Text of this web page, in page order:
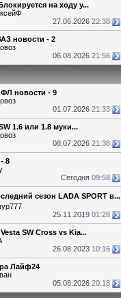
на ходу у...
27.06.2026 22:38
новости - 2
06.08.2026 21:56
ФЛ новости - 9
01.07.2026 21:33
1.6 или 1.8 муки...
08.07.2026 21:38
8
Сегодня 09:58
сезон LADA SPORT в...
25.11.2019 01:28
SW Cross vs Kia...
26.08.2023 10:16
Лайф24
05.08.2026 20:18